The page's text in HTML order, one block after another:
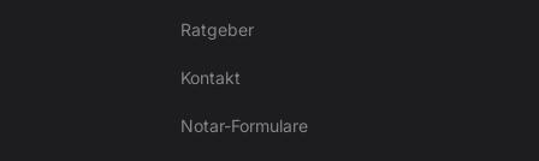
Ratgeber
Kontakt
Notar-Formulare